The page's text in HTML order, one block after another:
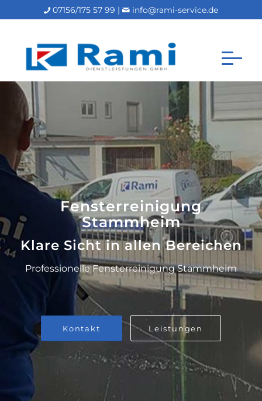
07156/175 57 99 | info@rami-service.de
Fensterreinigung
Stammheim
Klare Sicht in allen Bereichen
Professionelle Fensterreinigung Stammheim
Kontakt Leistungen